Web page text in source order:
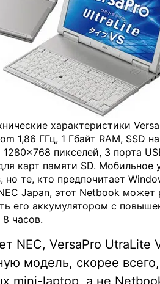
характеристики
1,86 ГГц, 1 Гбайт RAM, SSD
пикселей, 3 порта
карт памяти SD. Мобильное
но те, кто предпочитает
Japan, этот Netbook
его аккумулятором с
часов.
NEC, VersaPro
модель, скорее
mini-laptop, а не